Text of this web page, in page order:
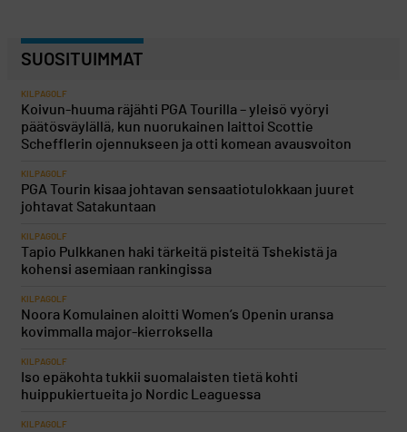
SUOSITUIMMAT
KILPAGOLF
Koivun-huuma räjähti PGA Tourilla – yleisö vyöryi
päätösväylällä, kun nuorukainen laittoi Scottie
Schefflerin ojennukseen ja otti komean avausvoiton
KILPAGOLF
PGA Tourin kisaa johtavan sensaatiotulokkaan juuret
johtavat Satakuntaan
KILPAGOLF
Tapio Pulkkanen haki tärkeitä pisteitä Tshekistä ja
kohensi asemiaan rankingissa
KILPAGOLF
Noora Komulainen aloitti Women’s Openin uransa
kovimmalla major-kierroksella
KILPAGOLF
Iso epäkohta tukkii suomalaisten tietä kohti
huippukiertueita jo Nordic Leaguessa
KILPAGOLF